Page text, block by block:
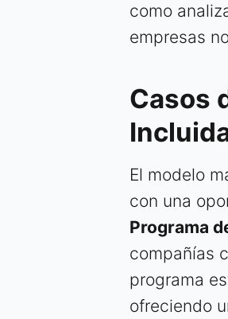
como
empresas
Casos
El modelo
con una
Programa
compañías
programa
ofreciendo